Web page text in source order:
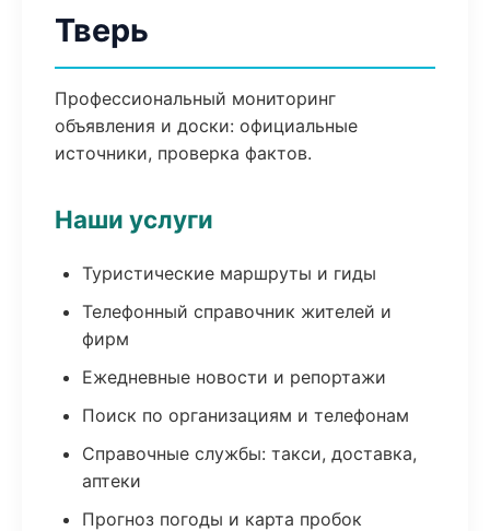
Тверь
Профессиональный мониторинг
объявления и доски: официальные
источники, проверка фактов.
Наши услуги
Туристические маршруты и гиды
Телефонный справочник жителей и
фирм
Ежедневные новости и репортажи
Поиск по организациям и телефонам
Справочные службы: такси, доставка,
аптеки
Прогноз погоды и карта пробок